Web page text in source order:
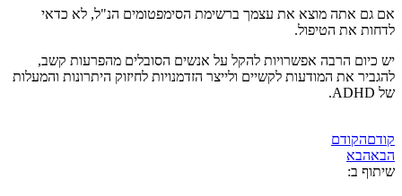
אם גם אתה מוצא את עצמך ברשימת הסימפטומים הנ"ל, לא כדאי
לדחות את הטיפול.
יש כיום הרבה אפשרויות להקל על אנשים הסובלים מהפרעות קשב,
להגביר את המודעות לקשיים ולייצר הזדמנויות לחיזוק היתרונות והמעלות
של ADHD.
קודםהקודם
הבאהבא
שיתוף ב: